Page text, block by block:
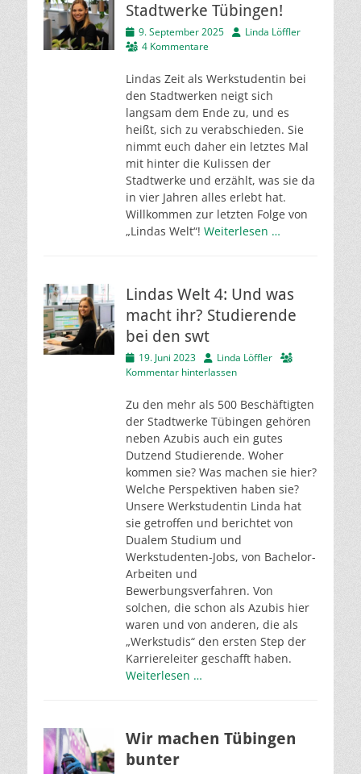
Stadtwerke Tübingen!
Veröffentlicht
am
9. September 2025 AutorLinda Löffler
4 Kommentare
Lindas Zeit als Werkstudentin bei
den Stadtwerken neigt sich
langsam dem Ende zu, und es
heißt, sich zu verabschieden. Sie
nimmt euch daher ein letztes Mal
mit hinter die Kulissen der
Stadtwerke und erzählt, was sie da
in vier Jahren alles erlebt hat.
Willkommen zur letzten Folge von
„Lindas Welt“! Weiterlesen …
Lindas Welt 4: Und was
macht ihr? Studierende
bei den swt
Veröffentlicht
am
19. Juni 2023 AutorLinda Löffler
Kommentar hinterlassen
Zu den mehr als 500 Beschäftigten
der Stadtwerke Tübingen gehören
neben Azubis auch ein gutes
Dutzend Studierende. Woher
kommen sie? Was machen sie hier?
Welche Perspektiven haben sie?
Unsere Werkstudentin Linda hat
sie getroffen und berichtet von
Dualem Studium und
Werkstudenten-Jobs, von Bachelor-
Arbeiten und
Bewerbungsverfahren. Von
solchen, die schon als Azubis hier
waren und von anderen, die als
„Werkstudis“ den ersten Step der
Karriereleiter geschafft haben.
Weiterlesen …
Wir machen Tübingen
bunter